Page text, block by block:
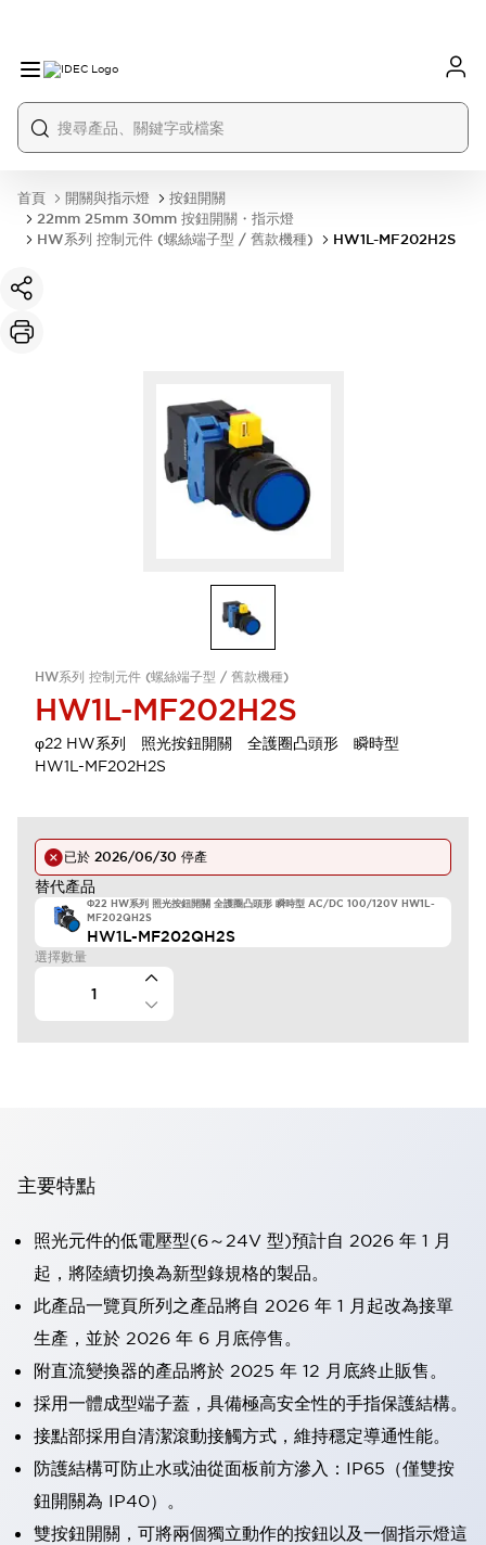
首頁 開關與指示燈
按鈕開關
22mm 25mm 30mm 按鈕開關・指示燈
HW系列 控制元件 (螺絲端子型 / 舊款機種)
HW1L-MF202H2S
HW系列 控制元件 (螺絲端子型 / 舊款機種)
HW1L-MF202H2S
φ22 HW系列 照光按鈕開關 全護圈凸頭形 瞬時型
HW1L-MF202H2S
已於 2026/06/30 停產
替代產品
Φ22 HW系列 照光按鈕開關 全護圈凸頭形 瞬時型 AC/DC 100/120V HW1L-
MF202QH2S
HW1L-MF202QH2S
選擇數量
主要特點
照光元件的低電壓型(6～24V 型)預計自 2026 年 1 月
起，將陸續切換為新型錄規格的製品。
此產品一覽頁所列之產品將自 2026 年 1 月起改為接單
生產，並於 2026 年 6 月底停售。
附直流變換器的產品將於 2025 年 12 月底終止販售。
採用一體成型端子蓋，具備極高安全性的手指保護結構。
接點部採用自清潔滾動接觸方式，維持穩定導通性能。
防護結構可防止水或油從面板前方滲入：IP65（僅雙按
鈕開關為 IP40）。
雙按鈕開關，可將兩個獨立動作的按鈕以及一個指示燈這